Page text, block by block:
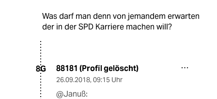
Was darf man denn von jemandem erwarten
der in der SPD Karriere machen will?
8G 88181 (Profil gelöscht)
26.09.2018, 09:15 Uhr
@Januß: